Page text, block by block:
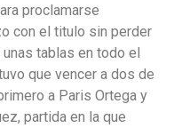
proclamarse
con el titulo sin perder
tablas en todo el
que vencer a dos de
a Paris Ortega y
partida en la que